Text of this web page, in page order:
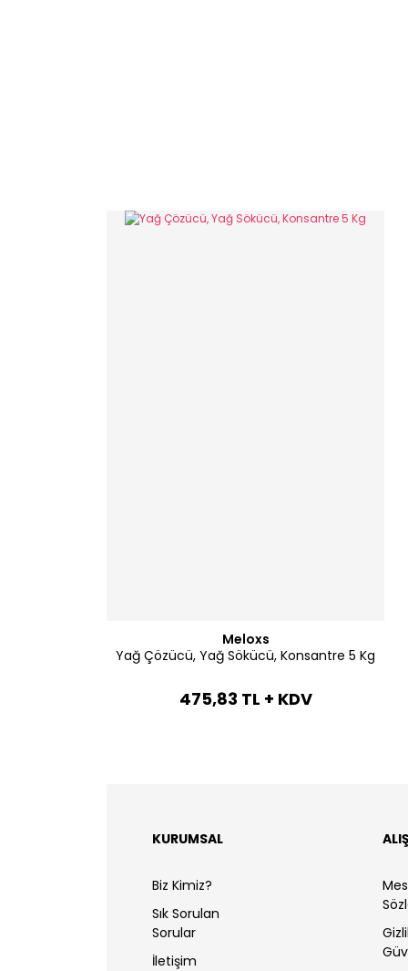
Meloxs
Yağ Çözücü, Yağ Sökücü, Konsantre 5 Kg
475,83 TL + KDV
KURUMSAL
Biz Kimiz?
Sık Sorulan
Sorular
İletişim